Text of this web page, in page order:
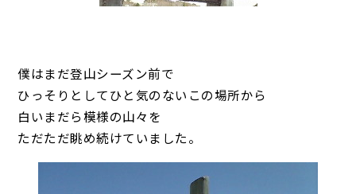
僕はまだ登山シーズン前で
ひっそりとしてひと気のないこの場所から
白いまだら模様の山々を
ただただ眺め続けていました。